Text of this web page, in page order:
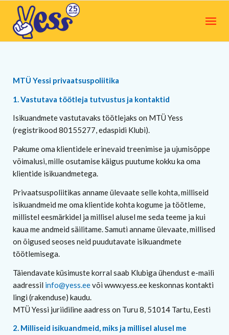
MTÜ Yessi privaatsuspoliitika
1. Vastutava töötleja tutvustus ja kontaktid
Isikuandmete vastutavaks töötlejaks on MTÜ Yess
(registrikood 80155277, edaspidi Klubi).
Pakume oma klientidele erinevaid treenimise ja ujumisõppe
võimalusi, mille osutamise käigus puutume kokku ka oma
klientide isikuandmetega.
Privaatsuspoliitikas anname ülevaate selle kohta, milliseid
isikuandmeid me oma klientide kohta kogume ja töötleme,
millistel eesmärkidel ja millisel alusel me seda teeme ja kui
kaua me andmeid säilitame. Samuti anname ülevaate, millised
on õigused seoses neid puudutavate isikuandmete
töötlemisega.
Täiendavate küsimuste korral saab Klubiga ühendust e-maili
aadressil info@yess.eevõi www.yess.ee keskonnas kontakti
lingi (rakenduse) kaudu.
MTÜ Yessi juriidiline aadress on Turu 8, 51014 Tartu, Eesti
2. Milliseid isikuandmeid, miks ja millisel alusel me